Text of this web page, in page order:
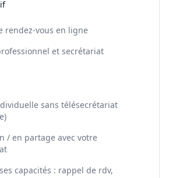
rendez-vous en ligne
et secrétariat
sans télésecrétariat
/ en partage avec votre
capacités : rappel de rdv,